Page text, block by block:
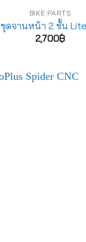
BIKE PARTS
ชุดจานหน้า 2 ชั้น
2,700฿